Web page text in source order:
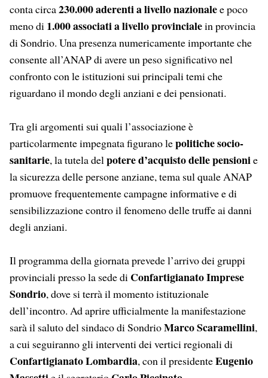
conta circa230.000 aderenti a livello nazionalee poco
meno di 1.000 associati a livello provincialein provincia
di Sondrio. Una presenza numericamente importante che
consente all’ANAP di avere un peso significativo nel
confronto con le istituzioni sui principali temi che
riguardano il mondo degli anziani e dei pensionati.
Tra gli argomenti sui quali l’associazione è
particolarmente impegnata figurano lepolitiche socio-
sanitarie, la tutela delpotere d’acquisto delle pensionie
la sicurezza delle persone anziane, tema sul quale ANAP
promuove frequentemente campagne informative e di
sensibilizzazione contro il fenomeno delle truffe ai danni
degli anziani.
Il programma della giornata prevede l’arrivo dei gruppi
provinciali presso la sede di Confartigianato Imprese
Sondrio, dove si terrà il momento istituzionale
dell’incontro. Ad aprire ufficialmente la manifestazione
sarà il saluto del sindaco di SondrioMarco Scaramellini,
a cui seguiranno gli interventi dei vertici regionali di
Confartigianato Lombardia, con il presidenteEugenio